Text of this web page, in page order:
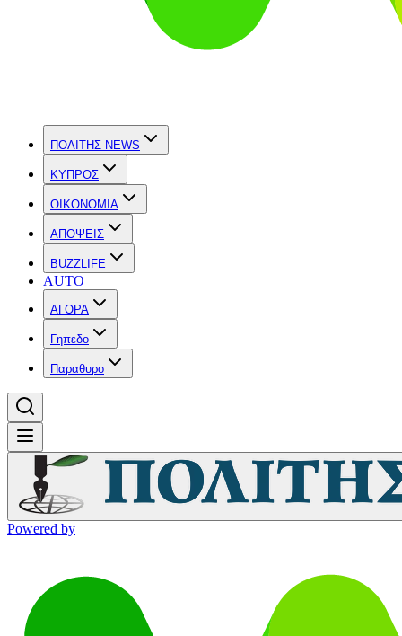
ΠΟΛΙΤΗΣ NEWS
ΚΥΠΡΟΣ
OIKONOMIA
ΑΠΟΨΕΙΣ
BUZZLIFE
AUTO
ΑΓΟΡΑ
Γηπεδο
Παραθυρο
Powered by